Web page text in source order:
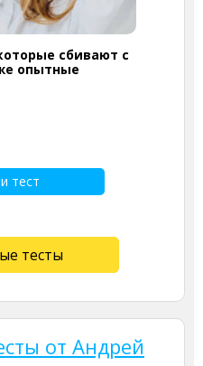
сбивают с
опытные
тест
тесты
от Андрей